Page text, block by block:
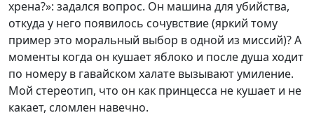
хрена?»: задался вопрос. Он машина для убийства,
откуда у него появилось сочувствие (яркий тому
пример это моральный выбор в одной из миссий)? А
моменты когда он кушает яблоко и после душа ходит
по номеру в гавайском халате вызывают умиление.
Мой стереотип, что он как принцесса не кушает и не
какает, сломлен навечно.